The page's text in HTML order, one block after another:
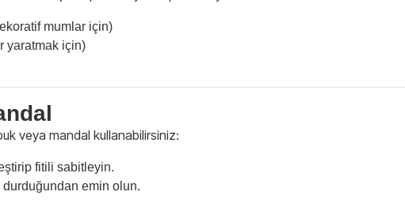
mumlar için)
yaratmak için)
veya mandal kullanabilirsiniz:
fitili sabitleyin.
emin olun.